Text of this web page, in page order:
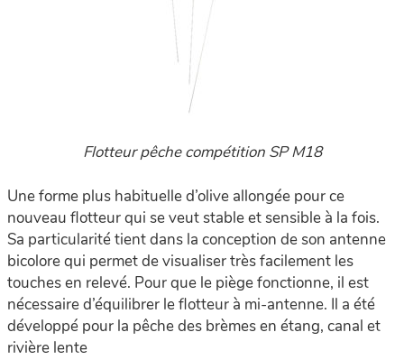
Flotteur pêche compétition SP M18
Une forme plus habituelle d’olive allongée pour ce
nouveau flotteur qui se veut stable et sensible à la fois.
Sa particularité tient dans la conception de son antenne
bicolore qui permet de visualiser très facilement les
touches en relevé. Pour que le piège fonctionne, il est
nécessaire d’équilibrer le flotteur à mi-antenne. Il a été
développé pour la pêche des brèmes en étang, canal et
rivière lente